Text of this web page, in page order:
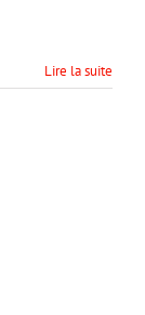
Lire la suite